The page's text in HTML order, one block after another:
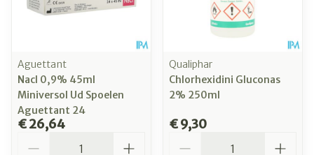
Aguettant
Nacl 0,9% 45ml
Miniversol Ud Spoelen
Aguettant 24
€ 26,64
Qualiphar
Chlorhexidini Gluconas
2% 250ml
€ 9,30